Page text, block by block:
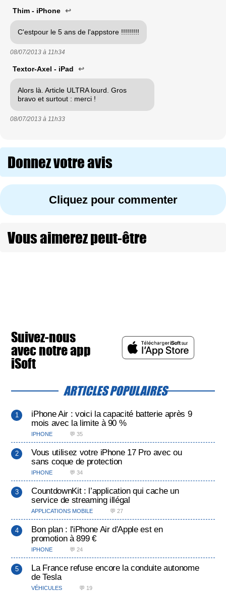
Thim - iPhone ↩
C'estpour le 5 ans de l'appstore !!!!!!!!!
08/07/2013 à 11h34
Textor-Axel - iPad ↩
Alors là. Article ULTRA lourd. Gros
bravo et surtout : merci !
08/07/2013 à 11h33
Donnez votre avis
Cliquez pour commenter
Vous aimerez peut-être
Suivez-nous
avec notre app
iSoft
ARTICLES POPULAIRES
iPhone Air : voici la capacité batterie après 9
mois avec la limite à 90 %
IPHONE 💬 35
Vous utilisez votre iPhone 17 Pro avec ou
sans coque de protection
IPHONE 💬 34
CountdownKit : l’application qui cache un
service de streaming illégal
APPLICATIONS MOBILE 💬 27
Bon plan : l'iPhone Air d'Apple est en
promotion à 899 €
IPHONE 💬 24
La France refuse encore la conduite autonome
de Tesla
VÉHICULES 💬 19